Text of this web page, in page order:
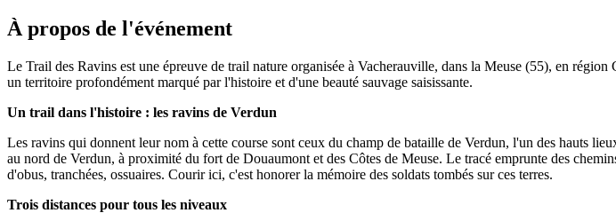
À propos de l'événement
Le Trail des Ravins est une épreuve de trail nature organisée à Vacherauville, dans la Meuse (55), en
un territoire profondément marqué par l'histoire et d'une beauté sauvage saisissante.
Un trail dans l'histoire : les ravins de Verdun
Les ravins qui donnent leur nom à cette course sont ceux du champ de bataille de Verdun, l'un des hauts
au nord de Verdun, à proximité du fort de Douaumont et des Côtes de Meuse. Le tracé emprunte des
d'obus, tranchées, ossuaires. Courir ici, c'est honorer la mémoire des soldats tombés sur ces terres.
Trois distances pour tous les niveaux